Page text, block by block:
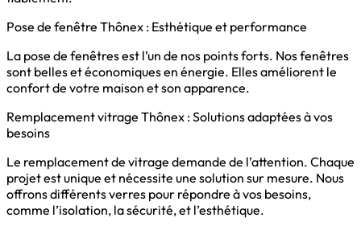
Pose de fenêtre Thônex : Esthétique et performance
La pose de fenêtres est l’un de nos points forts. Nos fenêtres
sont belles et économiques en énergie. Elles améliorent le
confort de votre maison et son apparence.
Remplacement vitrage Thônex : Solutions adaptées à vos
besoins
Le remplacement de vitrage demande de l’attention. Chaque
projet est unique et nécessite une solution sur mesure. Nous
offrons différents verres pour répondre à vos besoins,
comme l’isolation, la sécurité, et l’esthétique.